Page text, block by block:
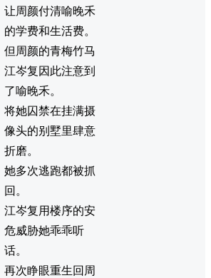
让周颜付清喻晚禾
的学费和生活费。
但周颜的青梅竹马
江岑复因此注意到
了喻晚禾。
将她囚禁在挂满摄
像头的别墅里肆意
折磨。
她多次逃跑都被抓
回。
江岑复用楼序的安
危威胁她乖乖听
话。
再次睁眼重生回周